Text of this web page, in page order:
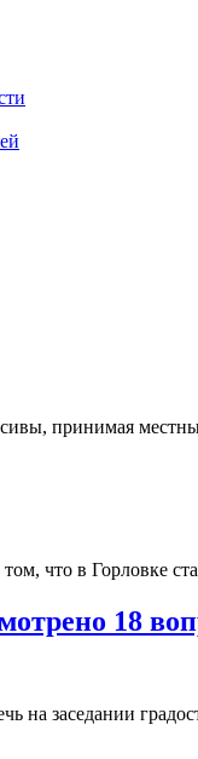
принимая
что в Горловке
18
на заседании